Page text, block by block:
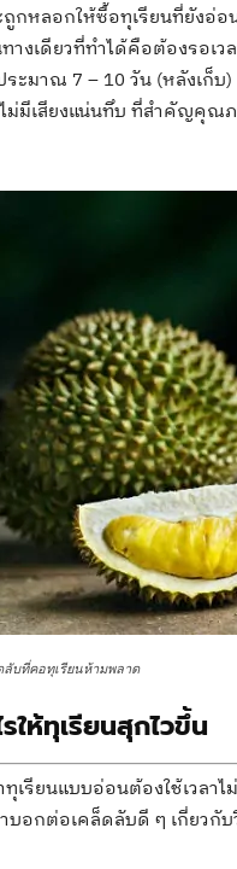
กหลอกให้ซื้อทุเรียนที่ยังอ่
งเดียวที่ทำได้คือต้องรอเว
ะมาณ 7 – 10 วัน (หลังเก็
ม่มีเสียงแน่นทึบ ที่สำคัญคุณ
ลับที่คอทุเรียนห้ามพลาด
ให้ทุเรียนสุกไวขึ้น
เรียนแบบอ่อนต้องใช้เวลา
บอกต่อเคล็ดลับดี ๆ เกี่ยวกั